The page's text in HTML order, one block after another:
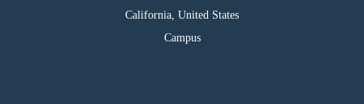
California, United States
Campus